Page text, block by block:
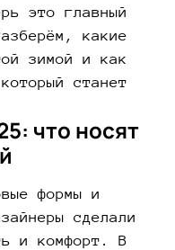
это главный
какие
зимой и как
станет
что носят
формы и
сделали
и комфорт. В